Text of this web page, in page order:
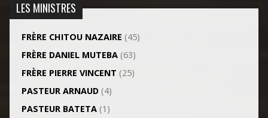
LES MINISTRES
FRÈRE CHITOU NAZAIRE (45)
FRÈRE DANIEL MUTEBA(63)
FRÈRE PIERRE VINCENT (25)
PASTEUR ARNAUD(4)
PASTEUR BATETA(1)